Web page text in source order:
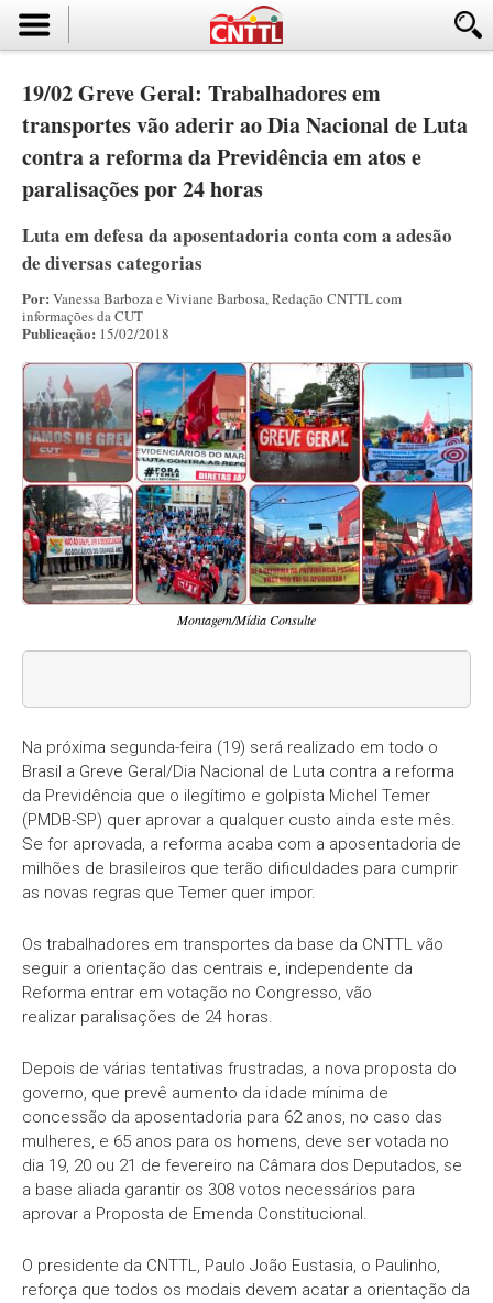
19/02 Greve Geral: Trabalhadores em
transportes vão aderir ao Dia Nacional de Luta
contra a reforma da Previdência em atos e
paralisações por 24 horas
Luta em defesa da aposentadoria conta com a adesão
de diversas categorias
Por: Vanessa Barboza e Viviane Barbosa, Redação CNTTL com
informações da CUT
Publicação: 15/02/2018
Montagem/Mídia Consulte
Na próxima segunda-feira (19) será realizado em todo o
Brasil a Greve Geral/Dia Nacional de Luta contra a reforma
da Previdência que o ilegítimo e golpista Michel Temer
(PMDB-SP) quer aprovar a qualquer custo ainda este mês.
Se for aprovada, a reforma acaba com a aposentadoria de
milhões de brasileiros que terão dificuldades para cumprir
as novas regras que Temer quer impor.
Os trabalhadores em transportes da base da CNTTL vão
seguir a orientação das centrais e, independente da
Reforma entrar em votação no Congresso, vão
realizar paralisações de 24 horas.
Depois de várias tentativas frustradas, a nova proposta do
governo, que prevê aumento da idade mínima de
concessão da aposentadoria para 62 anos, no caso das
mulheres, e 65 anos para os homens, deve ser votada no
dia 19, 20 ou 21 de fevereiro na Câmara dos Deputados, se
a base aliada garantir os 308 votos necessários para
aprovar a Proposta de Emenda Constitucional.
O presidente da CNTTL, Paulo João Eustasia, o Paulinho,
reforça que todos os modais devem acatar a orientação da